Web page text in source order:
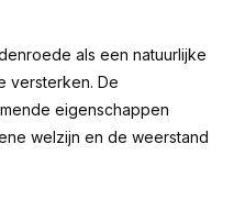
als een natuurlijke
versterken. De
eigenschappen
welzijn en de weerstand